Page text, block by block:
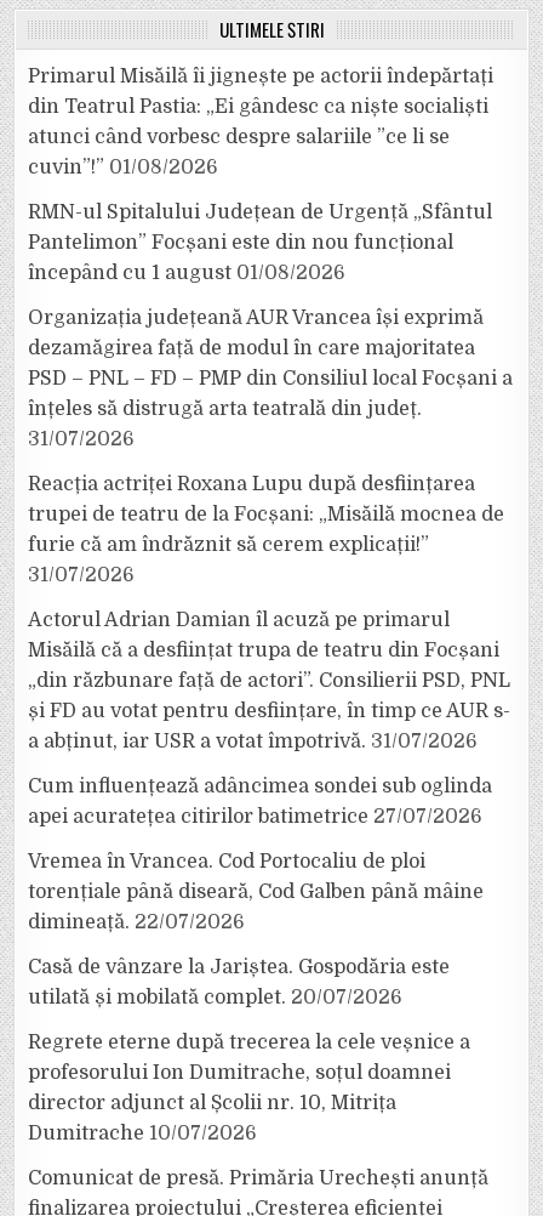
ULTIMELE ȘTIRI
Primarul Misăilă îi jignește pe actorii îndepărtați
din Teatrul Pastia: „Ei gândesc ca niște socialiști
atunci când vorbesc despre salariile ”ce li se
cuvin”!” 01/08/2026
RMN-ul Spitalului Județean de Urgență „Sfântul
Pantelimon” Focșani este din nou funcțional
începând cu 1 august 01/08/2026
Organizația județeană AUR Vrancea își exprimă
dezamăgirea față de modul în care majoritatea
PSD – PNL – FD – PMP din Consiliul local Focșani a
înțeles să distrugă arta teatrală din județ.
31/07/2026
Reacția actriței Roxana Lupu după desființarea
trupei de teatru de la Focșani: „Misăilă mocnea de
furie că am îndrăznit să cerem explicații!”
31/07/2026
Actorul Adrian Damian îl acuză pe primarul
Misăilă că a desființat trupa de teatru din Focșani
„din răzbunare față de actori”. Consilierii PSD, PNL
și FD au votat pentru desființare, în timp ce AUR s-
a abținut, iar USR a votat împotrivă. 31/07/2026
Cum influențează adâncimea sondei sub oglinda
apei acuratețea citirilor batimetrice 27/07/2026
Vremea în Vrancea. Cod Portocaliu de ploi
torențiale până diseară, Cod Galben până mâine
dimineață. 22/07/2026
Casă de vânzare la Jariștea. Gospodăria este
utilată și mobilată complet. 20/07/2026
Regrete eterne după trecerea la cele veșnice a
profesorului Ion Dumitrache, soțul doamnei
director adjunct al Școlii nr. 10, Mitrița
Dumitrache 10/07/2026
Comunicat de presă. Primăria Urechești anunță
finalizarea proiectului „Creșterea eficienței